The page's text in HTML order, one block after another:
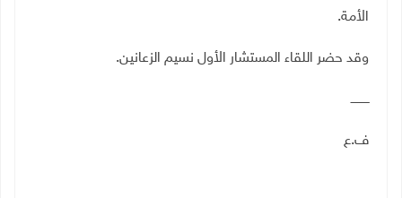
الأمة.
وقد حضر اللقاء المستشار الأول نسيم الزعانين.
ــــــــــ
ف.ع